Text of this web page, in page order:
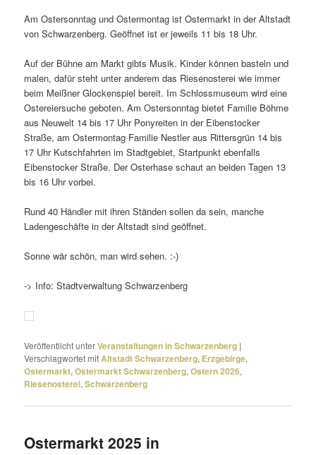
Am Ostersonntag und Ostermontag ist Ostermarkt in der Altstadt
von Schwarzenberg. Geöffnet ist er jeweils 11 bis 18 Uhr.
Auf der Bühne am Markt gibts Musik. Kinder können basteln und
malen, dafür steht unter anderem das Riesenosterei wie immer
beim Meißner Glockenspiel bereit. Im Schlossmuseum wird eine
Ostereiersuche geboten. Am Ostersonntag bietet Familie Böhme
aus Neuwelt 14 bis 17 Uhr Ponyreiten in der Eibenstocker
Straße, am Ostermontag Familie Nestler aus Rittersgrün 14 bis
17 Uhr Kutschfahrten im Stadtgebiet, Startpunkt eben­falls
Eibenstocker Straße. Der Osterhase schaut an beiden Tagen 13
bis 16 Uhr vorbei.
Rund 40 Händler mit ihren Ständen sollen da sein, manche
Ladengeschäfte in der Altstadt sind geöffnet.
Sonne wär schön, man wird sehen. :-)
-> Info: Stadtverwaltung Schwarzenberg
Veröffentlicht unterVeranstaltungen in Schwarzenberg |
Verschlagwortet mitAltstadt Schwarzenberg, Erzgebirge,
Ostermarkt,Ostermarkt Schwarzenberg,Ostern 2026,
Riesenosterei,Schwarzenberg
Ostermarkt 2025 in